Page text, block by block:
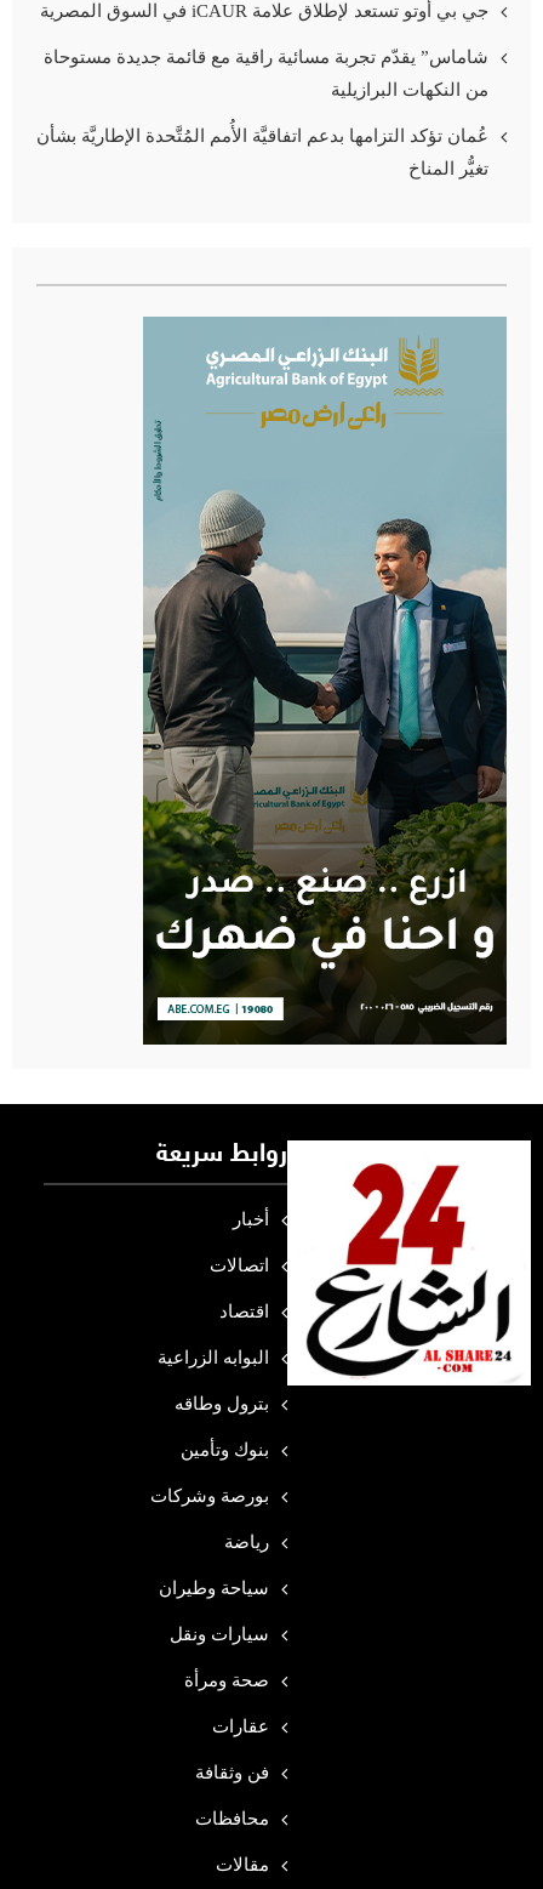
جي بي أوتو تستعد لإطلاق علامة iCAUR في السوق المصرية
شاماس” يقدّم تجربة مسائية راقية مع قائمة جديدة مستوحاة
من النكهات البرازيلية
عُمان تؤكد التزامها بدعم اتفاقيَّة الأُمم المُتَّحدة الإطاريَّة بشأن
تغيُّر المناخ
روابط سريعة
أخبار
اتصالات
اقتصاد
البوابه الزراعية
بترول وطاقه
بنوك وتأمين
بورصة وشركات
رياضة
سياحة وطيران
سيارات ونقل
صحة ومرأة
عقارات
فن وثقافة
محافظات
مقالات